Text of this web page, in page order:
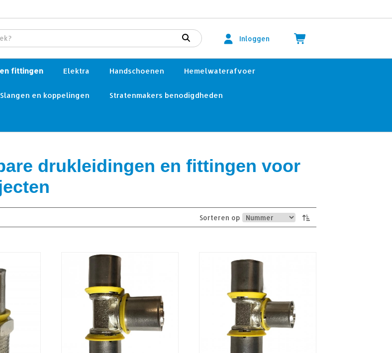
Inloggen
fittingen Elektra Handschoenen Hemelwaterafvoer
Slangen en koppelingen Stratenmakers benodigdheden
drukleidingen en fittingen voor
Sorteren op